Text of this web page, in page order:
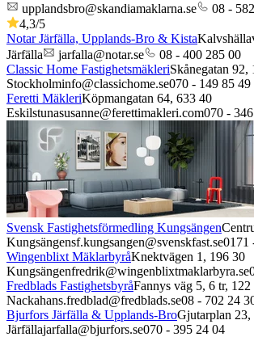
upplandsbro@skandiamaklarna.se
08 -
4,3/5
Notar Järfälla, Upplands-Bro & Kista
Järfälla
jarfalla@notar.se
08 - 400 285 00
Classic Home FastighetsmäkleriSkånegatan 92,
Stockholminfo@classichome.se070 - 149 85 49
Feretti MäkleriKöpmangatan 64, 633 40
Eskilstunasusanne@ferettimakleri.com070 -
Svensk Fastighetsförmedling Kungsängen
Kungsängensf.kungsangen@svenskfast.se0171
Wingenblixt MäklarbyråKnektvägen 1, 196 30
Kungsängenfredrik@wingenblixtmaklarbyra.se
Fredblads FastighetsbyråFannys väg 5, 6 tr, 122
Nackahans.fredblad@fredblads.se08 - 702 24
Bjurfors Järfälla & Upplands-BroGjutarplan 23,
Järfällajarfalla@bjurfors.se070 - 395 24 04